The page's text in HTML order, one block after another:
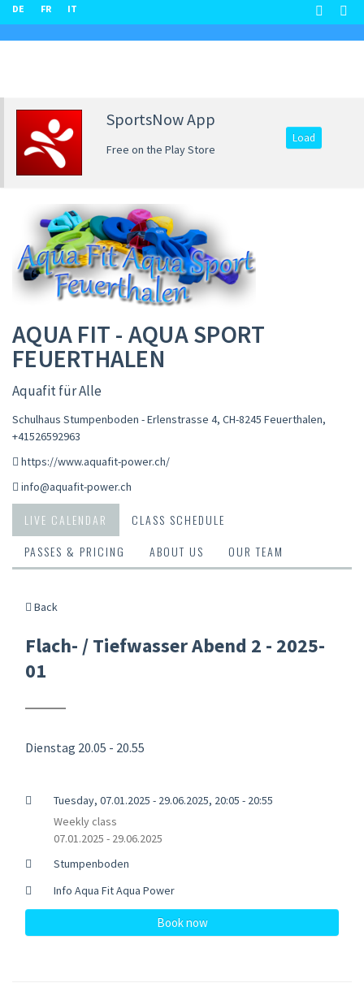
DE FR IT
SportsNow App
Free on the Play Store
Load
AQUA FIT - AQUA SPORT
FEUERTHALEN
Aquafit für Alle
Schulhaus Stumpenboden - Erlenstrasse 4, CH-8245 Feuerthalen,
+41526592963
https://www.aquafit-power.ch/
info@aquafit-power.ch
LIVE CALENDAR
CLASS SCHEDULE
PASSES & PRICING
ABOUT US OUR TEAM
Back
Flach- / Tiefwasser Abend 2 - 2025-
01
Dienstag 20.05 - 20.55
Tuesday, 07.01.2025 - 29.06.2025, 20:05 - 20:55
Weekly class
07.01.2025 - 29.06.2025
Stumpenboden
Info Aqua Fit Aqua Power
Book now